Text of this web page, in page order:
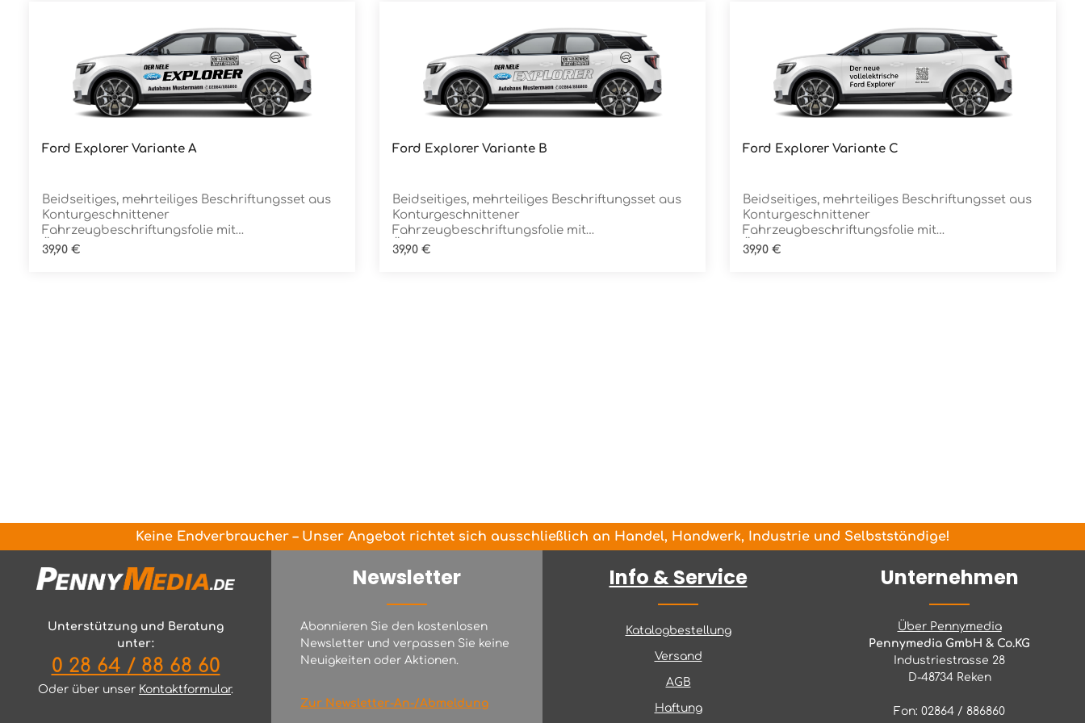
Ford Explorer Variante A
Beidseitiges, mehrteiliges Beschriftungsset aus
Konturgeschnittener
Fahrzeugbeschriftungsfolie mit
ÜbertragungstapeDie Folie ist Rückstandsfrei
Regulärer Preis:
39,90 €
Ford Explorer Variante B
Beidseitiges, mehrteiliges Beschriftungsset aus
Konturgeschnittener
Fahrzeugbeschriftungsfolie mit
ÜbertragungstapeDie Folie ist Rückstandsfrei
Regulärer Preis:
39,90 €
Ford Explorer Variante C
Beidseitiges, mehrteiliges Beschriftungsset aus
Konturgeschnittener
Fahrzeugbeschriftungsfolie mit
ÜbertragungstapeDie Folie ist Rückstandsfrei
Regulärer Preis:
39,90 €
Keine Endverbraucher – Unser Angebot richtet sich ausschließlich an Handel, Handwerk, Industrie und Selbstständige!
Unterstützung und Beratung
unter:
0 28 64 / 88 68 60
Oder über unser Kontaktformular.
Newsletter
Abonnieren Sie den kostenlosen
Newsletter und verpassen Sie keine
Neuigkeiten oder Aktionen.
Zur Newsletter-An-/Abmeldung
Info & Service
Katalogbestellung
Versand
AGB
Haftung
Unternehmen
Über Pennymedia
Pennymedia GmbH & Co.KG
Industriestrasse 28
D-48734 Reken
Fon: 02864 / 886860